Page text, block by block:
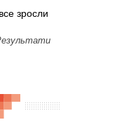
зросли